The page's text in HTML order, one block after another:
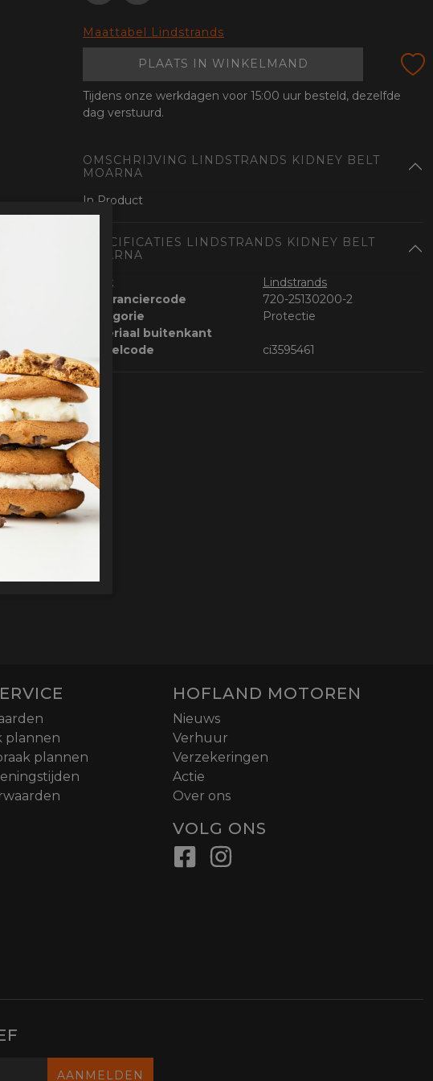
Sloten
TelefoonMaattabel Lindstrands
PLAATS IN WINKELMAND
Tijdens onze werkdagen voor 15:00 uur besteld, dezelfde
dag verstuurd.
OMSCHRIJVING LINDSTRANDS KIDNEY BELT
MOARNA
In Product
SPECIFICATIES LINDSTRANDS KIDNEY BELT
MOARNA
Merk
Lindstrands
Leveranciercode
720-25130200-2
Categorie
Protectie
Materiaal buitenkant
Bestelcode
ci3595461
plannen
plannen
HOFLAND MOTOREN
Nieuws
Verhuur
Verzekeringen
Actie
Over ons
VOLG ONS
AANMELDEN